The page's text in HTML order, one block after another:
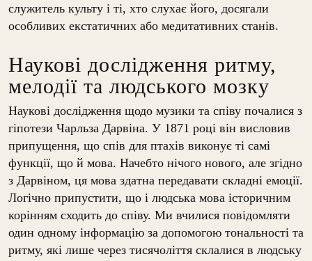
служитель культу і ті, хто слухає його, досягали
особливих екстатичних або медитативних станів.
Наукові дослідження ритму,
мелодії та людського мозку
Наукові дослідження щодо музики та співу почалися з
гіпотези Чарльза Дарвіна. У 1871 році він висловив
припущення, що спів для птахів виконує ті самі
функції, що й мова. Начебто нічого нового, але згідно
з Дарвіном, ця мова здатна передавати складні емоції.
Логічно припустити, що і людська мова історичним
корінням сходить до співу. Ми вчилися повідомляти
один одному інформацію за допомогою тональності та
ритму, які лише через тисячоліття склалися в людську